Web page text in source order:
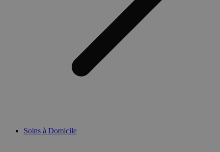
Soins à Domicile